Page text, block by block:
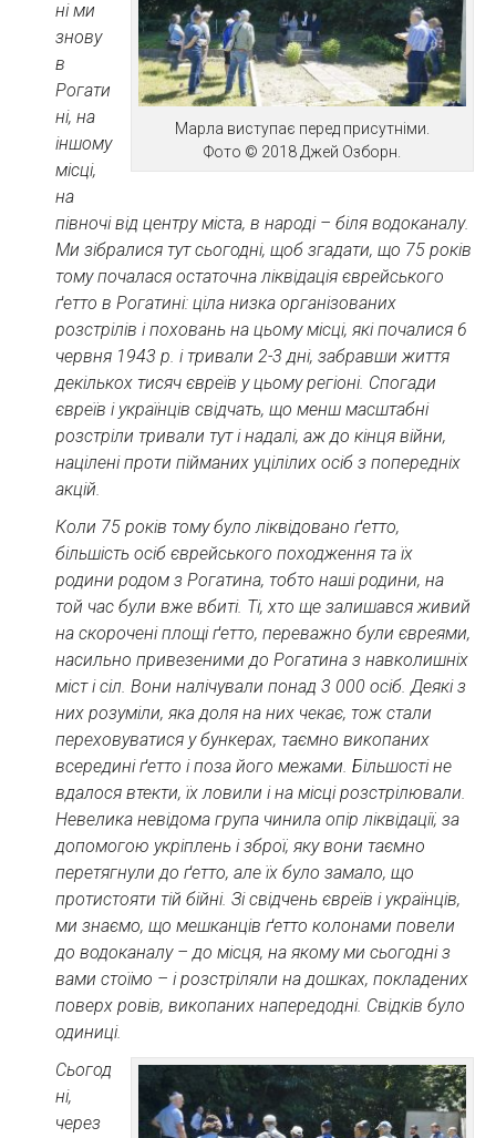
Марла виступає перед присутніми.
Фото © 2018 Джей Озборн.
ні ми
знову
в
Рогати
ні, на
іншому
місці,
на
півночі від центру міста, в народі – біля водоканалу.
Ми зібралися тут сьогодні, щоб згадати, що 75 років
тому почалася остаточна ліквідація єврейського
ґетто в Рогатині: ціла низка організованих
розстрілів і поховань на цьому місці, які почалися 6
червня 1943 р. і тривали 2-3 дні, забравши життя
декількох тисяч євреїв у цьому регіоні. Спогади
євреїв і українців свідчать, що менш масштабні
розстріли тривали тут і надалі, аж до кінця війни,
націлені проти пійманих уцілілих осіб з попередніх
акцій.
Коли 75 років тому було ліквідовано ґетто,
більшість осіб єврейського походження та їх
родини родом з Рогатина, тобто наші родини, на
той час були вже вбиті. Ті, хто ще залишався живий
на скорочені площі ґетто, переважно були євреями,
насильно привезеними до Рогатина з навколишніх
міст і сіл. Вони налічували понад 3 000 осіб. Деякі з
них розуміли, яка доля на них чекає, тож стали
переховуватися у бункерах, таємно викопаних
всередині ґетто і поза його межами. Більшості не
вдалося втекти, їх ловили і на місці розстрілювали.
Невелика невідома група чинила опір ліквідації, за
допомогою укріплень і зброї, яку вони таємно
перетягнули до ґетто, але їх було замало, що
протистояти тій бійні. Зі свідчень євреїв і українців,
ми знаємо, що мешканців ґетто колонами повели
до водоканалу – до місця, на якому ми сьогодні з
вами стоїмо – і розстріляли на дошках, покладених
поверх ровів, викопаних напередодні. Свідків було
одиниці.
Сьогод
ні,
через